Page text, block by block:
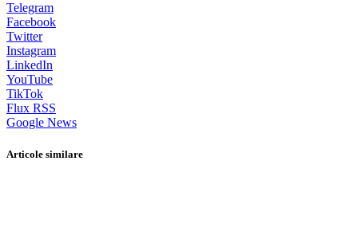
Telegram
Facebook
Twitter
Instagram
LinkedIn
YouTube
TikTok
Flux RSS
Google News
Articole similare